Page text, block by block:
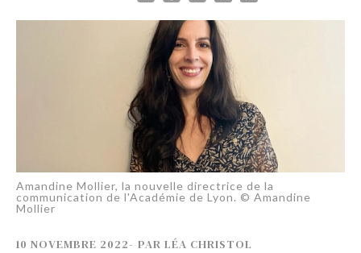
Amandine Mollier, la nouvelle directrice de la
communication de l'Académie de Lyon. © Amandine
Mollier
10 NOVEMBRE 2022- PAR LÉA CHRISTOL